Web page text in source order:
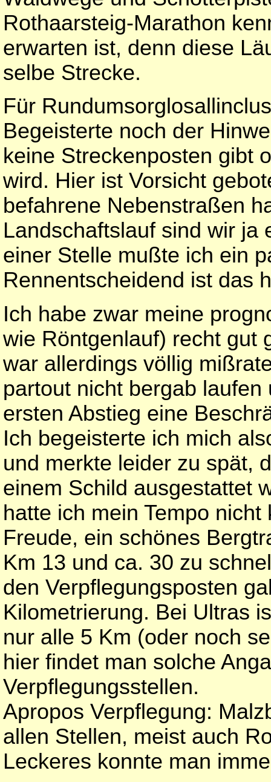
Rothaarsteig-Marathon
erwarten ist, denn diese
selbe Strecke.
Für
Begeisterte noch der
keine Streckenposten gibt
wird. Hier ist Vorsicht
befahrene Nebenstraßen
Landschaftslauf sind wir ja
einer Stelle mußte ich ein
Rennentscheidend ist das
Ich habe zwar meine
wie Röntgenlauf) recht gut
war allerdings völlig
partout nicht bergab
ersten Abstieg eine
Ich begeisterte ich mich
und merkte leider zu spät,
einem Schild ausgestattet
hatte ich mein Tempo
Freude, ein schönes
Km 13 und ca. 30 zu
den Verpflegungsposten
Kilometrierung. Bei Ultras
nur alle 5 Km (oder noch
hier findet man solche
Verpflegungsstellen.
Apropos Verpflegung:
allen Stellen, meist auch
Leckeres konnte man